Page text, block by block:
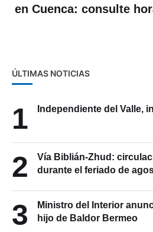
en Cuenca: consulte
ÚLTIMAS NOTICIAS
1 Independiente del Valle,
2
Vía Biblián-Zhud:
durante el feriado de
3
Ministro del Interior
hijo de Baldor Bermeo